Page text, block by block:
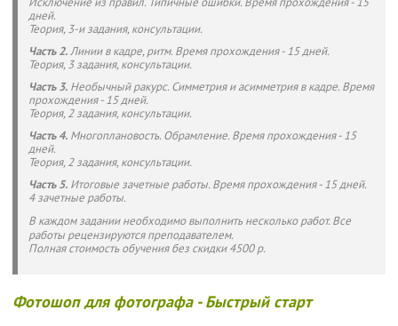
дней.
Теория, 3-и задания, консультации.
Часть 2. Линии в кадре, ритм. Время прохождения - 15 дней.
Теория, 3 задания, консультации.
Часть 3. Необычный ракурс. Симметрия и асимметрия в кадре. Время
прохождения - 15 дней.
Теория, 2 задания, консультации.
Часть 4. Многоплановость. Обрамление. Время прохождения - 15
дней.
Теория, 2 задания, консультации.
Часть 5. Итоговые зачетные работы. Время прохождения - 15 дней.
4 зачетные работы.
В каждом задании необходимо выполнить несколько работ. Все
работы рецензируются преподавателем.
Полная стоимость обучения без скидки 4500 р.
Фотошоп для фотографа - Быстрый старт